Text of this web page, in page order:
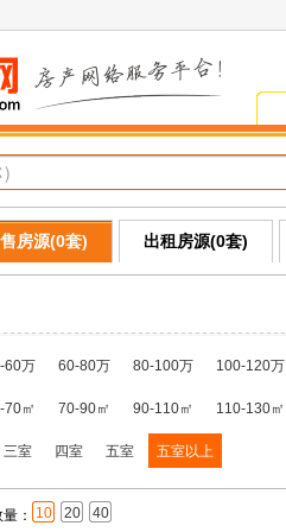
房源(0套) 出租房源(0套)
60万 60-80万 80-100万 100-120万
70㎡ 70-90㎡ 90-110㎡ 110-130㎡
三室 四室 五室 五室以上
： 10 20 40